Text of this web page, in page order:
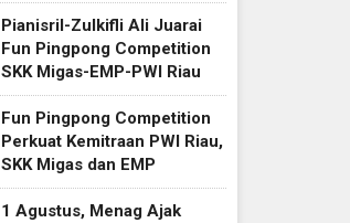
Pianisril-Zulkifli Ali Juarai
Fun Pingpong Competition
SKK Migas-EMP-PWI Riau
Fun Pingpong Competition
Perkuat Kemitraan PWI Riau,
SKK Migas dan EMP
1 Agustus, Menag Ajak